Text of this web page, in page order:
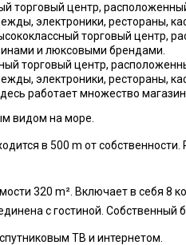
торговый центр,
электроники, рестораны,
торговый центр,
и люксовыми брендами.
торговый центр,
электроники, рестораны,
работает множество
видом на море.
в 500 m от
320 m². Включает в себя 8
с гостиной. Собственный
ТВ и интернетом.